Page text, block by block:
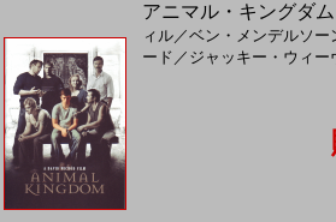
アニマル・キングダ
ィル／ベン・メンデルソー
ード ／ ジャッキー・ウィー